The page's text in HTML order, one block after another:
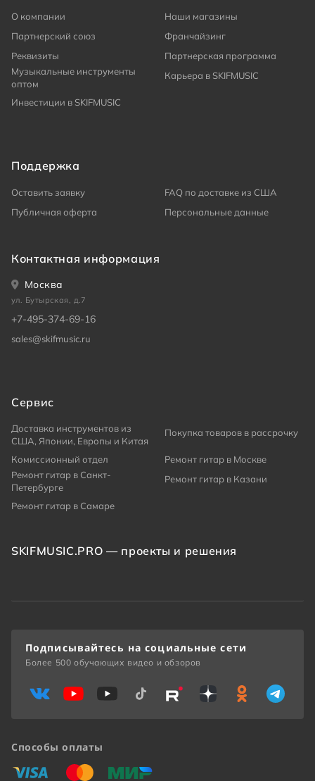
О компании
Наши магазины
Партнерский союз
Франчайзинг
Реквизиты
Партнерская программа
Музыкальные инструменты
оптом
Карьера в SKIFMUSIC
Инвестиции в SKIFMUSIC
Поддержка
Оставить заявку
FAQ по доставке из США
Публичная оферта
Персональные данные
Контактная информация
Москва
ул. Бутырская, д.7
+7-495-374-69-16
sales@skifmusic.ru
Сервис
Доставка инструментов из
США, Японии, Европы и Китая
Покупка товаров в рассрочку
Комиссионный отдел
Ремонт гитар в Москве
Ремонт гитар в Санкт-
Петербурге
Ремонт гитар в Казани
Ремонт гитар в Самаре
SKIFMUSIC.PRO — проекты и решения
Способы оплаты
«Виза» «Мастеркард»
«Мир»
Подписывайтесь на социальные сети
Более 500 обучающих видео и обзоров